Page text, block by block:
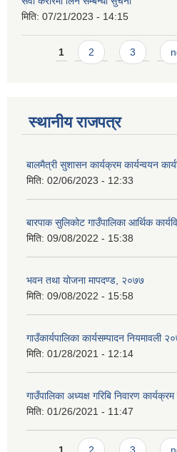
मिति: 07/21/2023 - 14:15
Pages
1 2 3
स्थानीय राजपत्र
बालमैत्री सुशासन कार्यक्रम कार्यन्वयन
मिति: 02/06/2023 - 12:33
बारपाक सुलिकोट गाउँपालिका आर्थिक
मिति: 09/08/2022 - 15:38
भवन तथा योजना मापदण्ड, २०७७
मिति: 09/08/2022 - 15:58
गाउँकार्यपालिका कार्यसम्पादन नियमावली
मिति: 01/28/2021 - 12:14
गाउँपालिका अध्यक्ष गरिबि निवारण
मिति: 01/26/2021 - 11:47